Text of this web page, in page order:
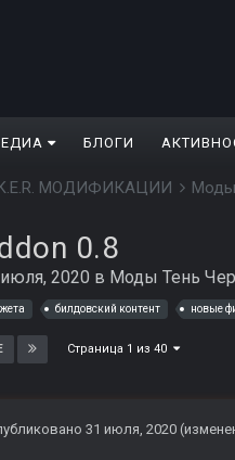
БЛОГИ
МОДИФИКАЦИИ
0.8
2020 в Моды Тень
билдовский контент новые
Страница 1 из 40
31 июля, 2020